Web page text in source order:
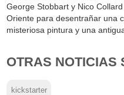
George Stobbart y Nico
Oriente para desentrañar una
misteriosa pintura y una
OTRAS NOTICIAS
kickstarter